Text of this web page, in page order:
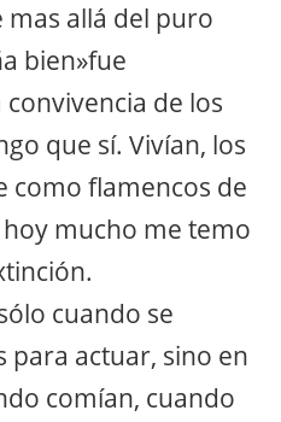
mas allá del puro
bien»fue
de los
que sí. Vivían, los
como flamencos de
mucho me temo
cuando se
para actuar, sino en
comían, cuando